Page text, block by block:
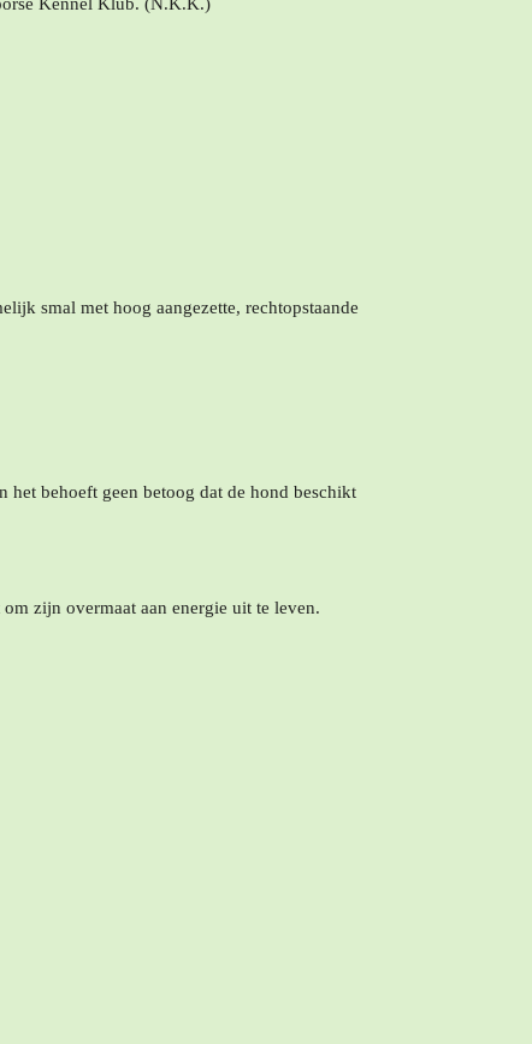
smal met hoog aangezette, rechtopstaande
behoeft geen betoog dat de hond beschikt
zijn overmaat aan energie uit te leven.